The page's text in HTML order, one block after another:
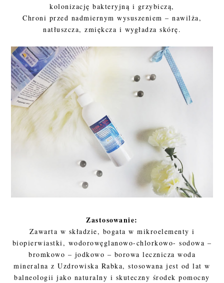
kolonizację bakteryjną i grzybiczą,
Chroni przed nadmiernym wysuszeniem – nawilża,
natłuszcza, zmiękcza i wygładza skórę.
Zastosowanie:
Zawarta w składzie, bogata w mikroelementy i
biopierwiastki, wodorowęglanowo-chlorkowo- sodowa –
bromkowo – jodkowo – borowa lecznicza woda
mineralna z Uzdrowiska Rabka, stosowana jest od lat w
balneologii jako naturalny i skuteczny środek pomocny